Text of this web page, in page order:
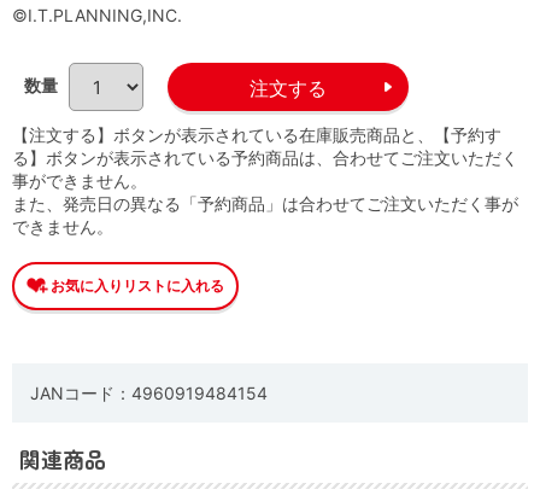
©I.T.PLANNING,INC.
数量
【注文する】ボタンが表示されている在庫販売商品と、【予約す
る】ボタンが表示されている予約商品は、合わせてご注文いただく
事ができません。
また、発売日の異なる「予約商品」は合わせてご注文いただく事が
できません。
JANコード：4960919484154
関連商品